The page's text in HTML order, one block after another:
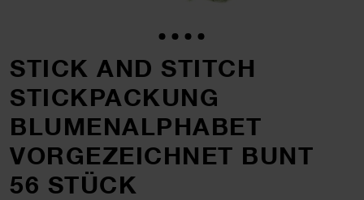
STICK AND STITCH
STICKPACKUNG
BLUMENALPHABET
VORGEZEICHNET BUNT
56 STÜCK